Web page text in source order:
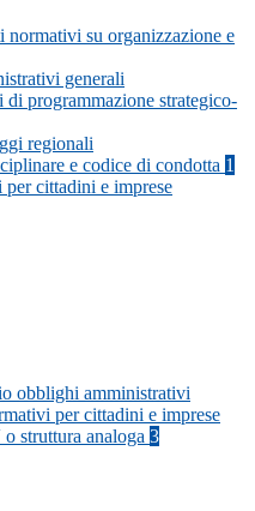
normativi su organizzazione e
generali
di programmazione strategico-
regionali
e codice di condotta 1
cittadini e imprese
obblighi amministrativi
per cittadini e imprese
struttura analoga 3